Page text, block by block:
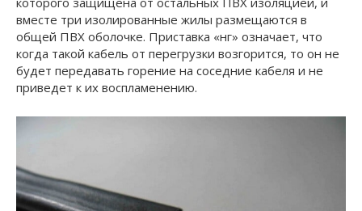
вместе три изолированные жилы размещаются в
общей ПВХ оболочке. Приставка «нг» означает, что
когда такой кабель от перегрузки возгорится, то он не
будет передавать горение на соседние кабеля и не
приведет к их воспламенению.